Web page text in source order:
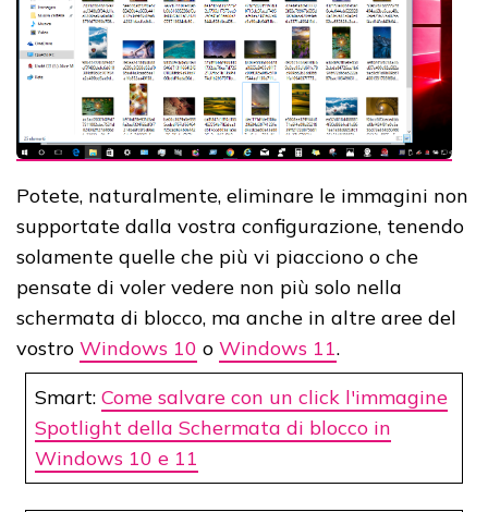
Potete, naturalmente, eliminare le immagini non
supportate dalla vostra configurazione, tenendo
solamente quelle che più vi piacciono o che
pensate di voler vedere non più solo nella
schermata di blocco, ma anche in altre aree del
vostro Windows 10 o Windows 11.
Smart: Come salvare con un click l'immagine
Spotlight della Schermata di blocco in
Windows 10 e 11